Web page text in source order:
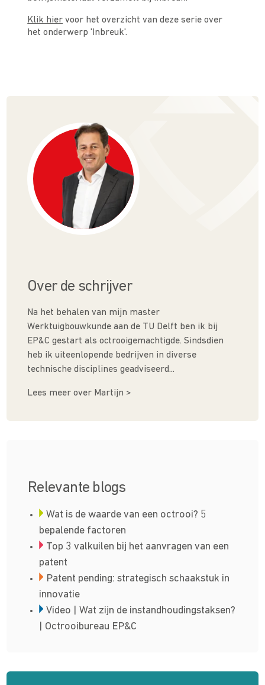
Klik hier voor het overzicht van deze serie over
het onderwerp 'Inbreuk'.
Over de schrijver
Na het behalen van mijn master
Werktuigbouwkunde aan de TU Delft ben ik bij
EP&C gestart als octrooigemachtigde. Sindsdien
heb ik uiteenlopende bedrijven in diverse
technische disciplines geadviseerd...
Lees meer over Martijn >
Relevante blogs
Wat is de waarde van een octrooi? 5
bepalende factoren
Top 3 valkuilen bij het aanvragen van een
patent
Patent pending: strategisch schaakstuk in
innovatie
Video | Wat zijn de instandhoudingstaksen?
| Octrooibureau EP&C